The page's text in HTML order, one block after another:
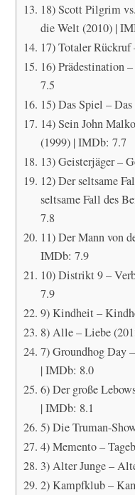
18) Scott Pilgrim
die Welt (2010) |
17) Totaler
16) Prädestination
7.5
15) Das Spiel –
14) Sein John
(1999) | IMDb: 7.7
13) Geisterjäger –
12) Der seltsame
seltsame Fall des
7.8
11) Der Mann von
IMDb: 7.9
10) Distrikt 9 –
7.9
9) Kindheit –
8) Alle – Liebe
7) Groundhog Day
| IMDb: 8.0
6) Der große
| IMDb: 8.1
5) Die Truman-
4) Memento –
3) Alter Junge –
2) Kampfklub –